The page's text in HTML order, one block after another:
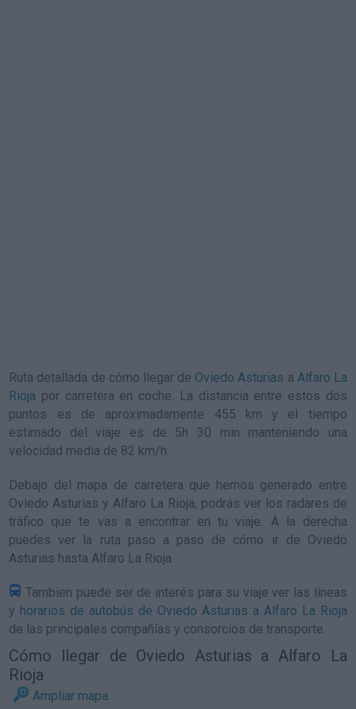
Ruta detallada de cómo llegar de Oviedo Asturias a Alfaro La
Rioja por carretera en coche. La distancia entre estos dos
puntos es de aproximadamente 455 km y el tiempo
estimado del viaje es de 5h 30 min manteniendo una
velocidad media de 82 km/h.
Debajo del mapa de carretera que hemos generado entre
Oviedo Asturias y Alfaro La Rioja, podrás ver los radares de
tráfico que te vas a encontrar en tu viaje. A la derecha
puedes ver la ruta paso a paso de cómo ir de Oviedo
Asturias hasta Alfaro La Rioja.
Tambien puede ser de interés para su viaje ver las líneas
y horarios de autobús de Oviedo Asturias a Alfaro La Rioja
de las principales compañías y consorcios de transporte.
Cómo llegar de Oviedo Asturias a Alfaro La
Rioja
Ampliar mapa